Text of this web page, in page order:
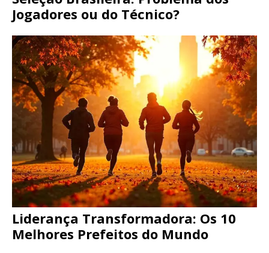
Jogadores ou do Técnico?
Liderança Transformadora: Os 10
Melhores Prefeitos do Mundo